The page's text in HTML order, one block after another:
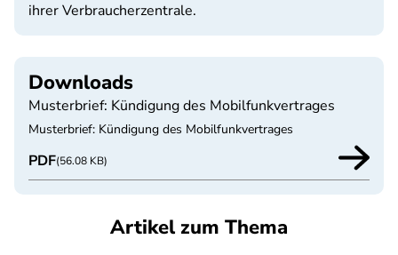
ihrer Verbraucherzentrale.
Downloads
Musterbrief: Kündigung des Mobilfunkvertrages
Musterbrief: Kündigung des Mobilfunkvertrages
PDF(56.08 KB)
Artikel zum Thema